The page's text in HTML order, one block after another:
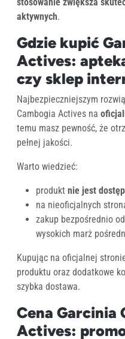
aktywnych.
Gdzie kupić
Actives:
czy sklep
Najbezpieczniejszym
Cambogia Actives na
temu masz pewność, że
pełnej jakości.
Warto wiedzieć:
produkt nie jest
na nieoficjalnych
zakup bezpośrednio
wysokich marż
Kupując na oficjalnej
produktu oraz dodatkowe
szybka dostawa.
Cena Garcinia
Actives: